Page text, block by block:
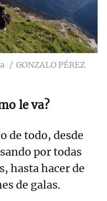
GONZALO PÉREZ
le va?
de todo, desde
por todas
hasta hacer de
de galas.